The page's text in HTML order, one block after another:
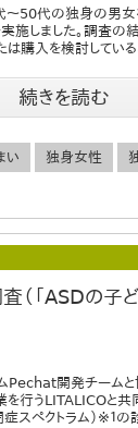
～50代の独身の男
施しました。調査
は購入を検討してい
続きを読む
い 独身女性
「ASDの子ど
Pechat開発チーム
行うLITALICOと共
ペクトラム）※１の